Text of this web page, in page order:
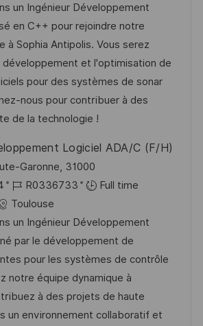
b
I
d
un Ingénieur Développement
en C++ pour rejoindre notre
à Sophia Antipolis. Vous serez
développement et l'optimisation de
pour des systèmes de sonar
nous pour contribuer à des
de la technologie !
Logiciel ADA/C (F/H)
Garonne, 31000
J
o
b
d
R0336733
Full time
Toulouse
un Ingénieur Développement
par le développement de
pour les systèmes de contrôle
notre équipe dynamique à
à des projets de haute
un environnement collaboratif et